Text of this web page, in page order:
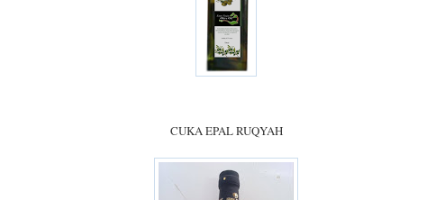
CUKA EPAL RUQYAH